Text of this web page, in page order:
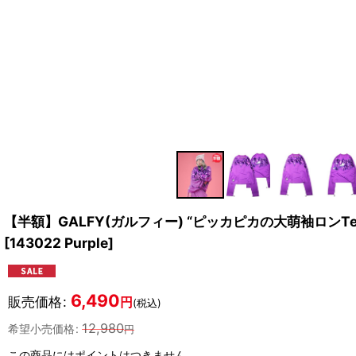
【半額】GALFY(ガルフィー) “ピッカピカの大萌袖ロン
[143022 Purple]
販売価格: 6,490 円 (税込)
希望小売価格: 12,980円